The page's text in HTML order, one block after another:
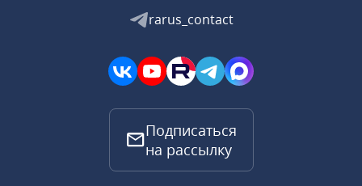
rarus_contact
Подписаться
на рассылку